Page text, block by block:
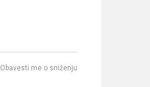
Obavesti me o sniženju